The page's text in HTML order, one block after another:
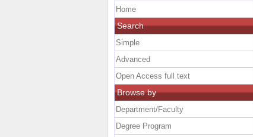
Home
Search
Simple
Advanced
Open Access full text
Browse by
Department/Faculty
Degree Program